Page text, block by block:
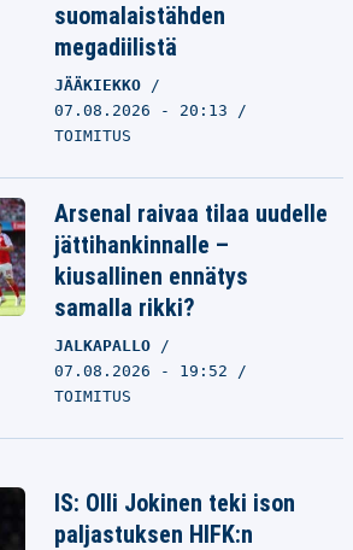
suomalaistähden
megadiilistä
JÄÄKIEKKO
07.08.2026 - 20:13
TOIMITUS
Arsenal raivaa tilaa uudelle
jättihankinnalle –
kiusallinen ennätys
samalla rikki?
JALKAPALLO
07.08.2026 - 19:52
TOIMITUS
IS: Olli Jokinen teki ison
paljastuksen HIFK:n